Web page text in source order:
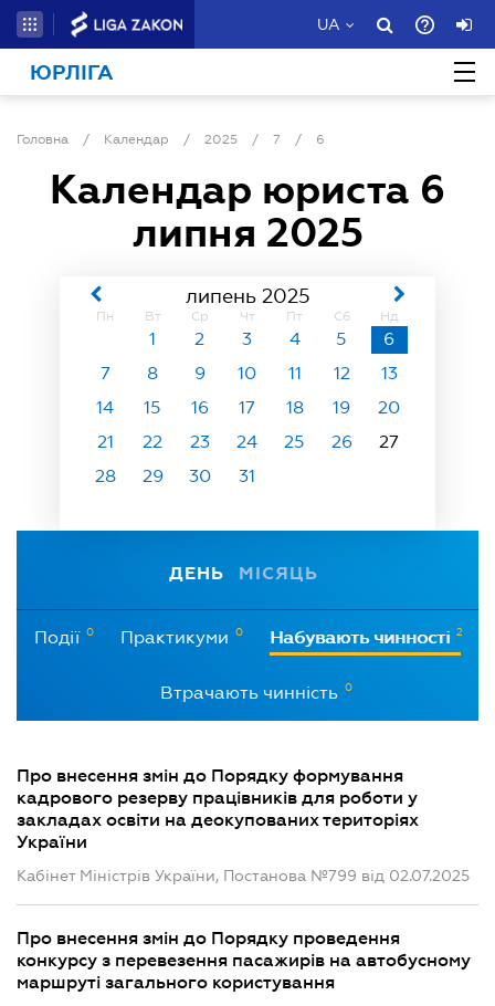
UA
ЮРЛІГА
Головна / Календар / 2025 / 7 / 6
Календар юриста 6
липня 2025
липень 2025
Пн Вт Ср Чт Пт Сб Нд
1 2 3 4 5
6
7
8 9 10 11 12
13
14
15 16 17 18 19
20
21
22 23 24 25 26
27
28
29 30 31
ДЕНЬ МІСЯЦЬ
Події 0 Практикуми 0 Набувають чинності 2
Втрачають чинність 0
Про внесення змін до Порядку формування
кадрового резерву працівників для роботи у
закладах освіти на деокупованих територіях
України
Кабінет Міністрів України, Постанова №799 від 02.07.2025
Про внесення змін до Порядку проведення
конкурсу з перевезення пасажирів на автобусному
маршруті загального користування